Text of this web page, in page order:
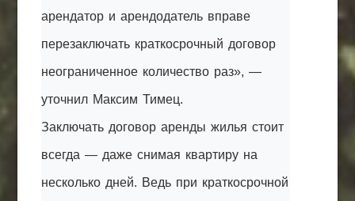
арендатор и арендодатель вправе
перезаключать краткосрочный договор
неограниченное количество раз», —
уточнил Максим Тимец.
Заключать договор аренды жилья стоит
всегда — даже снимая квартиру на
несколько дней. Ведь при краткосрочной